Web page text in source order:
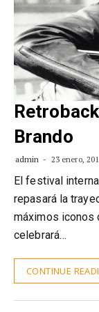
Brando
admin 23 enero,
El festival
repasará la
máximos iconos
celebrará…
CONTINUE